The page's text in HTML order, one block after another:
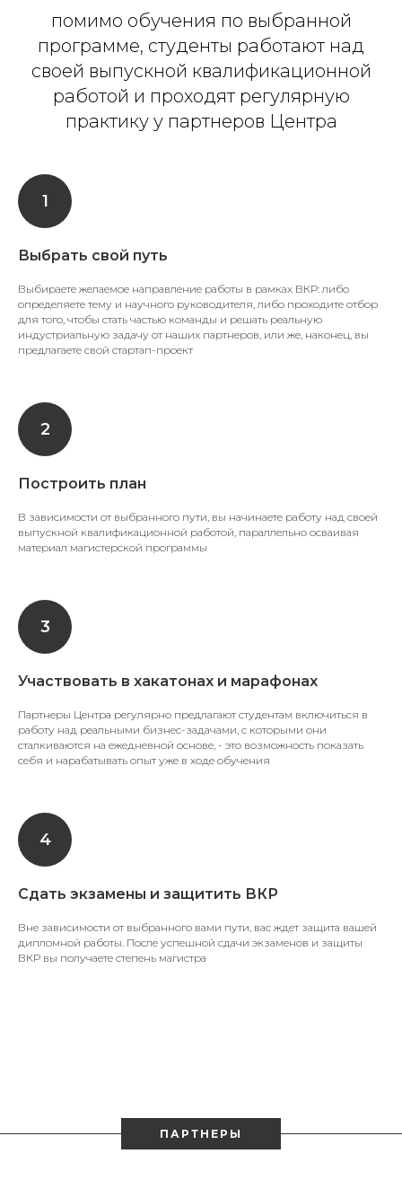
помимо обучения по выбранной
программе, студенты работают над
своей выпускной квалификационной
работой и проходят регулярную
практику у партнеров Центра
Выбрать свой путь
Выбираете желаемое направление работы в рамках ВКР: либо
определяете тему и научного руководителя, либо проходите отбор
для того, чтобы стать частью команды и решать реальную
индустриальную задачу от наших партнеров, или же, наконец, вы
предлагаете свой стартап-проект
Построить план
В зависимости от выбранного пути, вы начинаете работу над своей
выпускной квалификационной работой, параллельно осваивая
материал магистерской программы
Участвовать в хакатонах и марафонах
Партнеры Центра регулярно предлагают студентам включиться в
работу над реальными бизнес-задачами, с которыми они
сталкиваются на ежедневной основе, - это возможность показать
себя и нарабатывать опыт уже в ходе обучения
Сдать экзамены и защитить ВКР
Вне зависимости от выбранного вами пути, вас ждет защита вашей
дипломной работы. После успешной сдачи экзаменов и защиты
ВКР вы получаете степень магистра
ПАРТНЕРЫ